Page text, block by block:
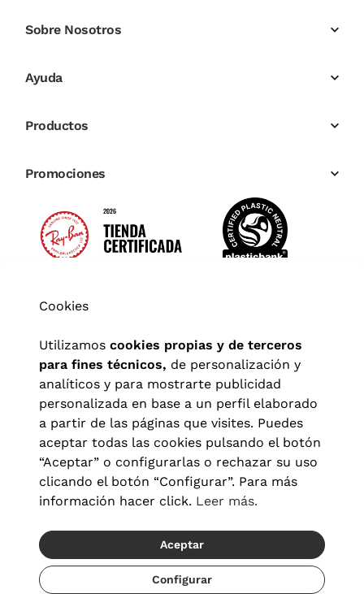
Recíbelo del 21/08 al 23/08
Sobre Nosotros
Ayuda
Productos
Promociones
Aviso legal| Política de privacidad Términos y condiciones
Política de cookies|Configuración de cookies
© 2026 Visionlab España
Cookies
Utilizamos cookies propias y de terceros
para fines técnicos, de personalización y
analíticos y para mostrarte publicidad
personalizada en base a un perfil elaborado
a partir de las páginas que visites. Puedes
aceptar todas las cookies pulsando el botón
“Aceptar” o configurarlas o rechazar su uso
clicando el botón “Configurar”. Para más
información hacer click. Leer más.
Aceptar
Configurar